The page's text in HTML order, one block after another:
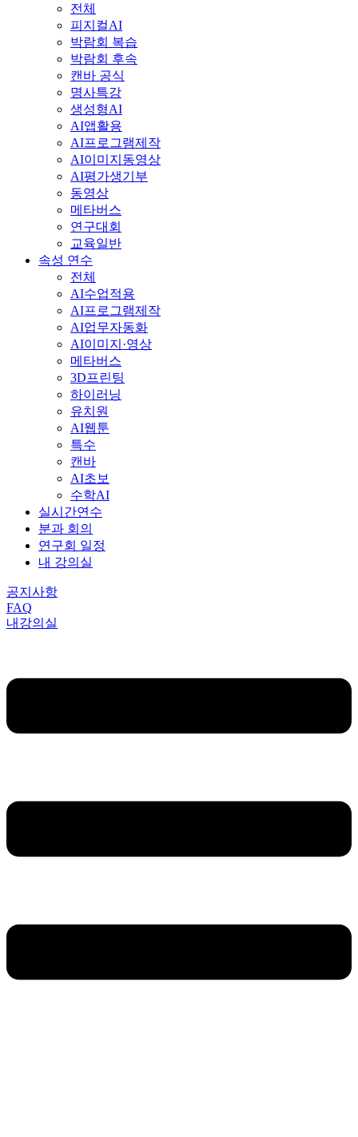
전체
피지컬AI
박람회 복습
박람회 후속
캔바 공식
명사특강
생성형AI
AI앱활용
AI프로그램제작
AI이미지동영상
AI평가생기부
동영상
메타버스
연구대회
교육일반
속성 연수
전체
AI수업적용
AI프로그램제작
AI업무자동화
AI이미지·영상
메타버스
3D프린팅
하이러닝
유치원
AI웹툰
특수
캔바
AI초보
수학AI
실시간연수
분과 회의
연구회 일정
내 강의실
공지사항
FAQ
내강의실